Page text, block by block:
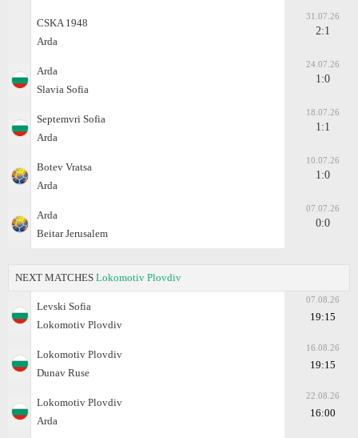
CSKA 1948
Arda
31.07.26
2:1
Arda
Slavia Sofia
24.07.26
1:0
Septemvri Sofia
Arda
18.07.26
1:1
Botev Vratsa
Arda
10.07.26
1:0
Arda
Beitar Jerusalem
07.07.26
0:0
NEXT MATCHES Lokomotiv Plovdiv
Levski Sofia
Lokomotiv Plovdiv
07.08.26
19:15
Lokomotiv Plovdiv
Dunav Ruse
16.08.26
19:15
Lokomotiv Plovdiv
Arda
22.08.26
16:00